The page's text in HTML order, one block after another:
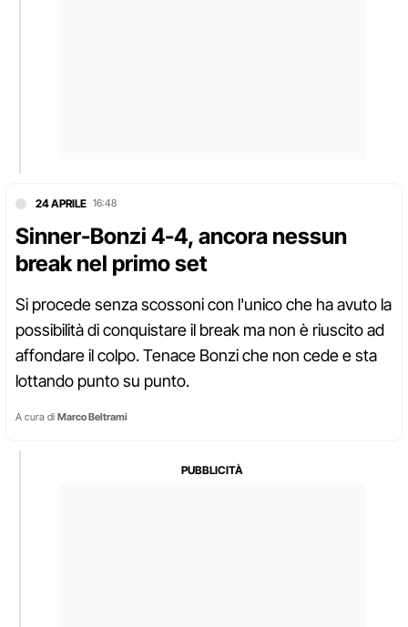
24 APRILE 16:48
Sinner-Bonzi 4-4, ancora nessun
break nel primo set
Si procede senza scossoni con l'unico che ha avuto la
possibilità di conquistare il break ma non è riuscito ad
affondare il colpo. Tenace Bonzi che non cede e sta
lottando punto su punto.
A cura di Marco Beltrami